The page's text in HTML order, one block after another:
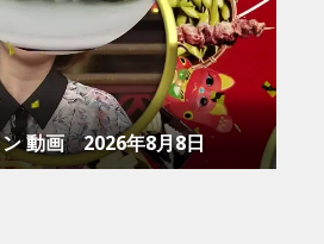
ン 動画 2026年8月8日